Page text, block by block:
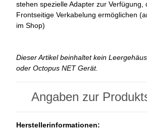
stehen spezielle Adapter zur Verfügung,
Frontseitige Verkabelung ermöglichen
im Shop)
Dieser Artikel beinhaltet kein
oder Octopus NET Gerät.
Angaben zur
Herstellerinformationen: